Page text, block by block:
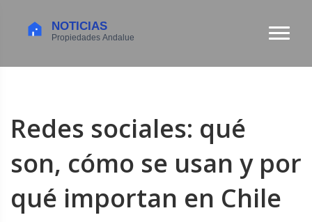
Redes sociales: qué
son, cómo se usan y por
qué importan en Chile